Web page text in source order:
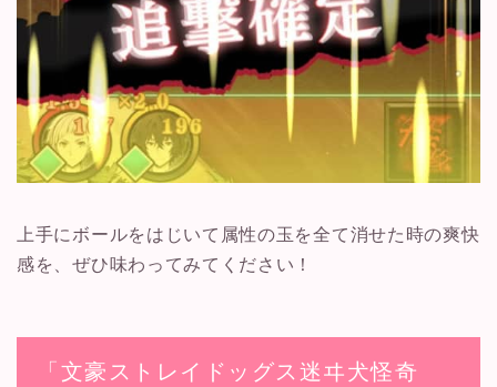
上手にボールをはじいて属性の玉を全て消せた時の爽快
感を、ぜひ味わってみてください！
「文豪ストレイドッグス迷ヰ犬怪奇